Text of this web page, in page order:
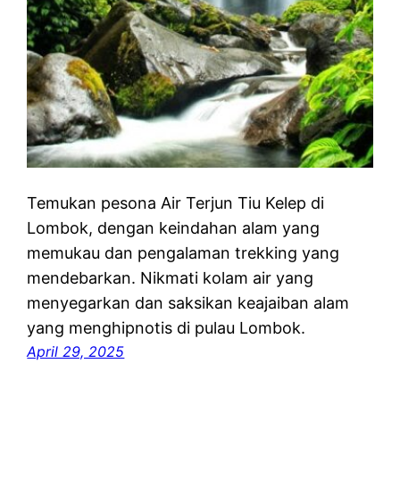
Temukan pesona Air Terjun Tiu Kelep di
Lombok, dengan keindahan alam yang
memukau dan pengalaman trekking yang
mendebarkan. Nikmati kolam air yang
menyegarkan dan saksikan keajaiban alam
yang menghipnotis di pulau Lombok.
April 29, 2025